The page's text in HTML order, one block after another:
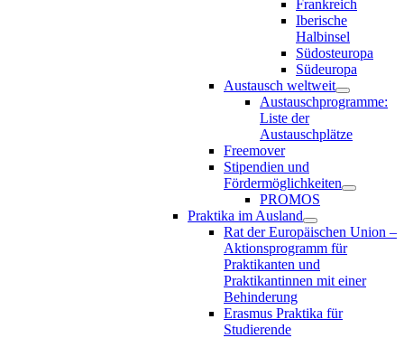
Frankreich
Iberische
Halbinsel
Südosteuropa
Südeuropa
Austausch weltweit
Austauschprogramme:
Liste der
Austauschplätze
Freemover
Stipendien und
Fördermöglichkeiten
PROMOS
Praktika im Ausland
Rat der Europäischen Union –
Aktionsprogramm für
Praktikanten und
Praktikantinnen mit einer
Behinderung
Erasmus Praktika für
Studierende